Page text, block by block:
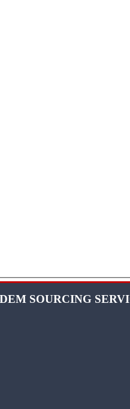
SOURCING